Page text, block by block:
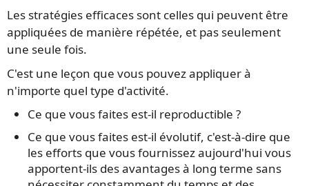
Les stratégies efficaces sont celles qui peuvent être
appliquées de manière répétée, et pas seulement
une seule fois.
C'est une leçon que vous pouvez appliquer à
n'importe quel type d'activité.
Ce que vous faites est-il reproductible ?
Ce que vous faites est-il évolutif, c'est-à-dire que
les efforts que vous fournissez aujourd'hui vous
apportent-ils des avantages à long terme sans